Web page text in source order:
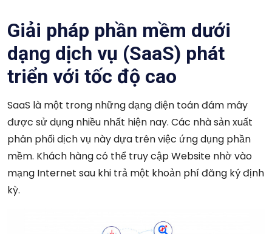
Giải pháp phần mềm dưới
dạng dịch vụ (SaaS) phát
triển với tốc độ cao
SaaS là một trong những dạng điện toán đám mây
được sử dụng nhiều nhất hiện nay. Các nhà sản xuất
phân phối dịch vụ này dựa trên việc ứng dụng phần
mềm. Khách hàng có thể truy cập Website nhờ vào
mạng Internet sau khi trả một khoản phí đăng ký định
kỳ.